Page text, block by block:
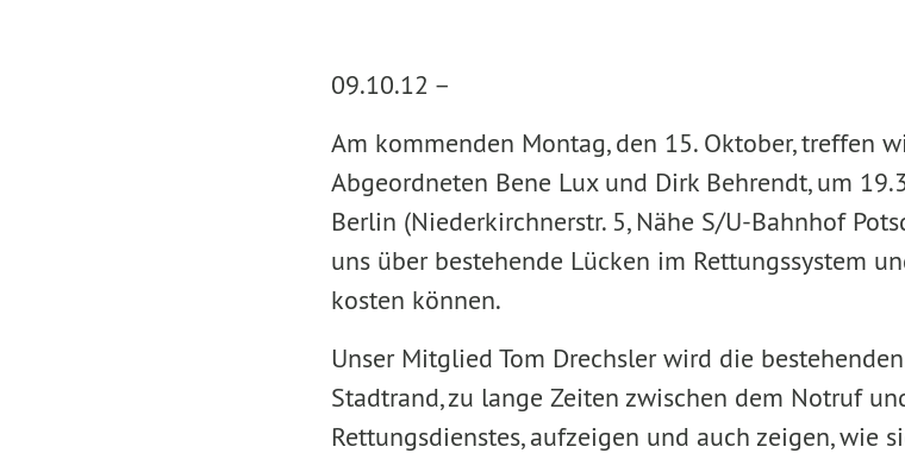
09.10.12 –
Am kommenden Montag, den 15. Oktober, treffen
Abgeordneten Bene Lux und Dirk Behrendt, um
Berlin (Niederkirchnerstr. 5, Nähe S/U-Bahnhof
uns über bestehende Lücken im Rettungssystem
kosten können.
Unser Mitglied Tom Drechsler wird die
Stadtrand, zu lange Zeiten zwischen dem Notruf
Rettungsdienstes, aufzeigen und auch zeigen, wie